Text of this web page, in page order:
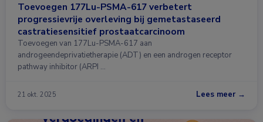
Toevoegen 177Lu-PSMA-617 verbetert
progressievrije overleving bij gemetastaseerd
castratiesensitief prostaatcarcinoom
Toevoegen van 177Lu-PSMA-617 aan
androgeendeprivatietherapie (ADT) en een androgen receptor
pathway inhibitor (ARPI …
21 okt. 2025 Lees meer →